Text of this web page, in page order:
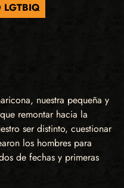
LGTBIQ
nuestra pequeña y
remontar hacia la
ser distinto, cuestionar
los hombres para
de fechas y primeras